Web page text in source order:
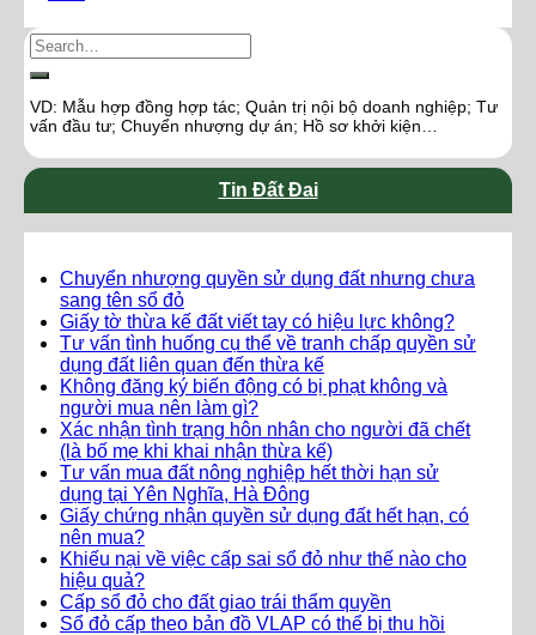
VD: Mẫu hợp đồng hợp tác; Quản trị nội bộ doanh nghiệp; Tư
vấn đầu tư; Chuyển nhượng dự án; Hồ sơ khởi kiện…
Tin Đất Đai
Chuyển nhượng quyền sử dụng đất nhưng chưa
sang tên sổ đỏ
Giấy tờ thừa kế đất viết tay có hiệu lực không?
Tư vấn tình huống cụ thể về tranh chấp quyền sử
dụng đất liên quan đến thừa kế
Không đăng ký biến động có bị phạt không và
người mua nên làm gì?
Xác nhận tình trạng hôn nhân cho người đã chết
(là bố mẹ khi khai nhận thừa kế)
Tư vấn mua đất nông nghiệp hết thời hạn sử
dụng tại Yên Nghĩa, Hà Đông
Giấy chứng nhận quyền sử dụng đất hết hạn, có
nên mua?
Khiếu nại về việc cấp sai sổ đỏ như thế nào cho
hiệu quả?
Cấp sổ đỏ cho đất giao trái thẩm quyền
Sổ đỏ cấp theo bản đồ VLAP có thể bị thu hồi